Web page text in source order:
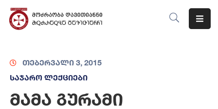
Ჩვენს
Შესახებ
Მიმართულებები
თებერვალი 3, 2015
საჯარო ლექციები
მამა გურამი